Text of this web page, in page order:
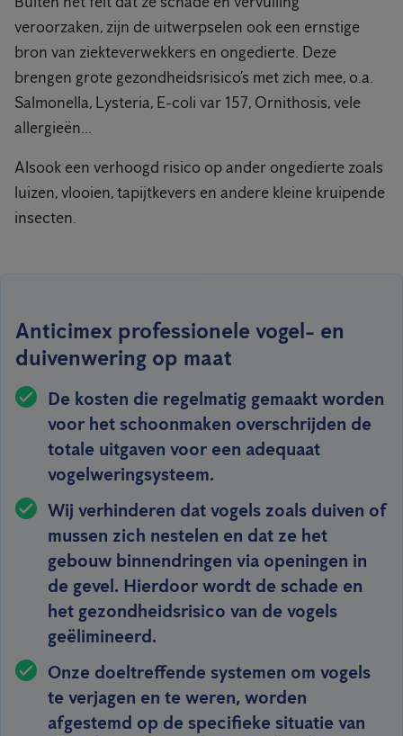
veroorzaken, zijn de uitwerpselen ook een ernstige
bron van ziekteverwekkers en ongedierte. Deze
brengen grote gezondheidsrisico’s met zich mee, o.a.
Salmonella, Lysteria, E-coli var 157, Ornithosis, vele
allergieën...
Alsook een verhoogd risico op ander ongedierte zoals
luizen, vlooien, tapijtkevers en andere kleine kruipende
insecten.
Anticimex professionele vogel- en
duivenwering op maat
De kosten die regelmatig gemaakt worden
voor het schoonmaken overschrijden de
totale uitgaven voor een adequaat
vogelweringsysteem.
Wij verhinderen dat vogels zoals duiven of
mussen zich nestelen en dat ze het
gebouw binnendringen via openingen in
de gevel. Hierdoor wordt de schade en
het gezondheidsrisico van de vogels
geëlimineerd.
Onze doeltreffende systemen om vogels
te verjagen en te weren, worden
afgestemd op de specifieke situatie van